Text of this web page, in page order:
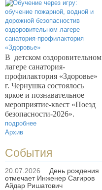
В детском оздоровительном
лагере санатория-
профилактория «Здоровье»
г. Чернушка состоялось
яркое и познавательное
мероприятие-квест «Поезд
безопасности-2026».
подробнее
Архив
События
20.07.2026
День рождения
отмечает Инженер Сагиров
Айдар Ришатович